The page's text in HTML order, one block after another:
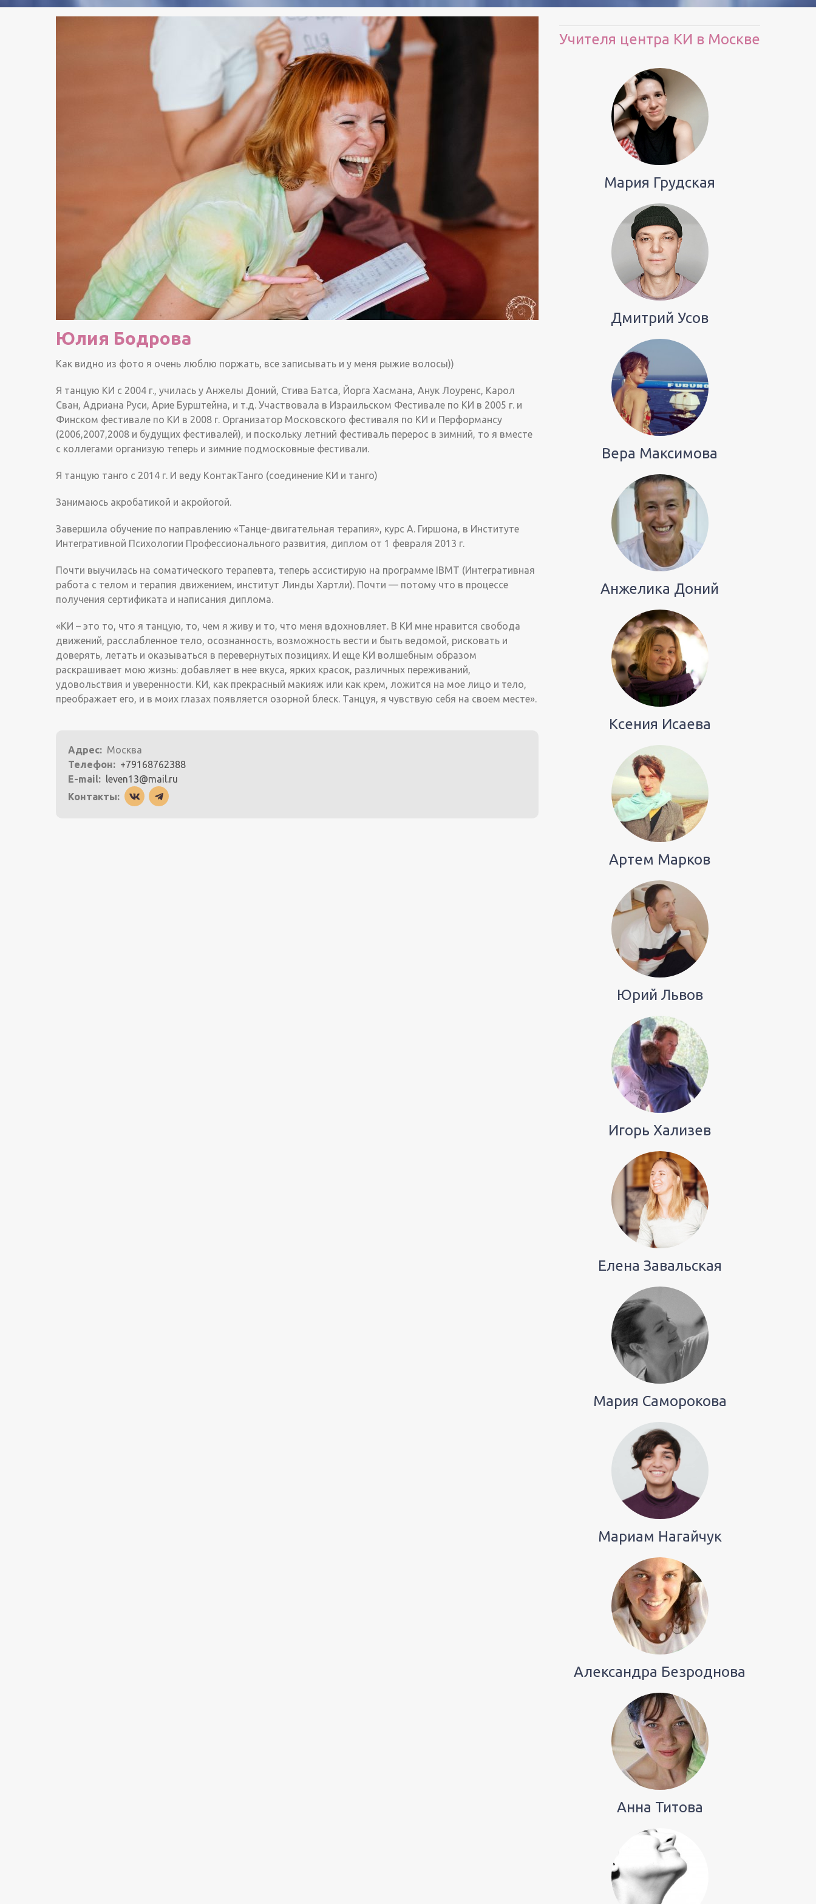
Юлия Бодрова
Как видно из фото я очень люблю поржать, все записывать и у меня рыжие волосы))
Я танцую КИ с 2004 г., училась у Анжелы Доний, Стива Батса, Йорга Хасмана, Анук Лоуренс, Карол
Сван, Адриана Руси, Арие Бурштейна, и т.д. Участвовала в Израильском Фестивале по КИ в 2005 г. и
Финском фестивале по КИ в 2008 г. Организатор Московского фестиваля по КИ и Перформансу
(2006,2007,2008 и будущих фестивалей), и поскольку летний фестиваль перерос в зимний, то я вместе
с коллегами организую теперь и зимние подмосковные фестивали.
Я танцую танго с 2014 г. И веду КонтакТанго (соединение КИ и танго)
Занимаюсь акробатикой и акройогой.
Завершила обучение по направлению «Танце-двигательная терапия», курс А. Гиршона, в Институте
Интегративной Психологии Профессионального развития, диплом от 1 февраля 2013 г.
Почти выучилась на соматического терапевта, теперь ассистирую на программе IBMT (Интегративная
работа с телом и терапия движением, институт Линды Хартли). Почти — потому что в процессе
получения сертификата и написания диплома.
«КИ – это то, что я танцую, то, чем я живу и то, что меня вдохновляет. В КИ мне нравится свобода
движений, расслабленное тело, осознанность, возможность вести и быть ведомой, рисковать и
доверять, летать и оказываться в перевернутых позициях. И еще КИ волшебным образом
раскрашивает мою жизнь: добавляет в нее вкуса, ярких красок, различных переживаний,
удовольствия и уверенности. КИ, как прекрасный макияж или как крем, ложится на мое лицо и тело,
преображает его, и в моих глазах появляется озорной блеск. Танцуя, я чувствую себя на своем месте».
Адрес: Москва
Телефон: +79168762388
E-mail: leven13@mail.ru
Контакты:
Учителя центра КИ в Москве
Мария Грудская
Дмитрий Усов
Вера Максимова
Анжелика Доний
Ксения Исаева
Артем Марков
Юрий Львов
Игорь Хализев
Елена Завальская
Мария Саморокова
Мариам Нагайчук
Александра Безроднова
Анна Титова